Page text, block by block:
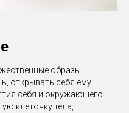
образы
открывать себя ему.
себя и окружающего
клеточку тела,